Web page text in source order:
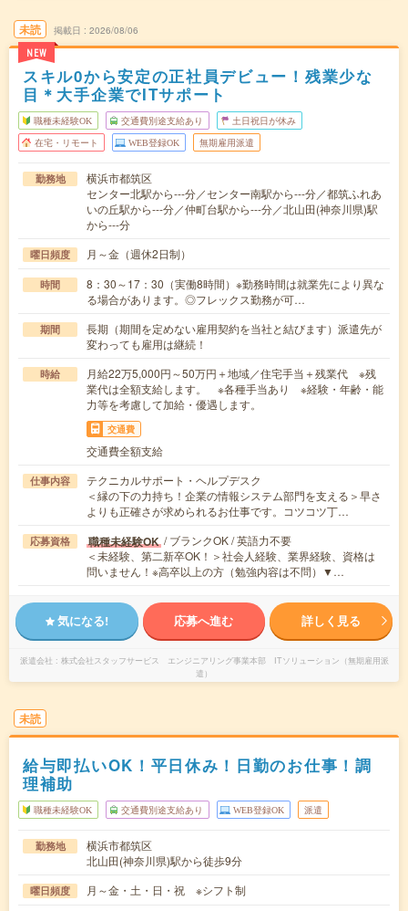
未読
NEW
掲載日 2026/08/06
スキル0から安定の正社員デビュー！残業少な
目＊大手企業でITサポート
職種未経験OK 交通費別途支給あり 土日祝日が休み
在宅・リモート WEB登録OK 無期雇用派遣
勤務地
横浜市都筑区
センター北駅から---分／センター南駅から---分／都筑ふれあ
いの丘駅から---分／仲町台駅から---分／北山田(神奈川県)駅
から---分
曜日頻度 月～金（週休2日制）
時間
8：30～17：30（実働8時間）※勤務時間は就業先により異な
る場合があります。◎フレックス勤務が可…
期間
長期（期間を定めない雇用契約を当社と結びます）派遣先が
変わっても雇用は継続！
時給
月給22万5,000円～50万円＋地域／住宅手当＋残業代 ※残
業代は全額支給します。 ※各種手当あり ※経験・年齢・能
力等を考慮して加給・優遇します。
交通費
交通費全額支給
仕事内容
テクニカルサポート・ヘルプデスク
＜縁の下の力持ち！企業の情報システム部門を支える＞早さ
よりも正確さが求められるお仕事です。コツコツ丁…
応募資格 職種未経験OK / ブランクOK / 英語力不要
＜未経験、第二新卒OK！＞社会人経験、業界経験、資格は
問いません！※高卒以上の方（勉強内容は不問）▼…
気になる! 応募へ進む 詳しく見る
派遣会社
株式会社スタッフサービス エンジニアリング事業本部 ITソリューション（無期雇用派
遣）
未読
給与即払いOK！平日休み！日勤のお仕事！調
理補助
職種未経験OK 交通費別途支給あり WEB登録OK 派遣
勤務地
横浜市都筑区
北山田(神奈川県)駅から徒歩9分
曜日頻度 月～金・土・日・祝 ※シフト制